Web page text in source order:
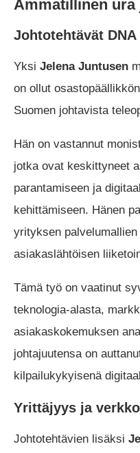
Ammatillinen ura
Johtotehtävät DNA
Yksi Jelena Juntusen
on ollut
Suomen johtavista
Hän on vastannut
jotka ovat keskittyneet
parantamiseen ja
kehittämiseen. Hänen
yrityksen
asiakaslähtöisen
Tämä työ on vaatinut
teknologia-alasta,
asiakaskokemuksen
johtajuutensa on
kilpailukykyisenä
Yrittäjyys ja
Johtotehtävien lisäksi